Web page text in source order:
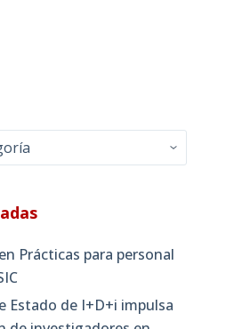
Prácticas para personal
Estado de I+D+i impulsa